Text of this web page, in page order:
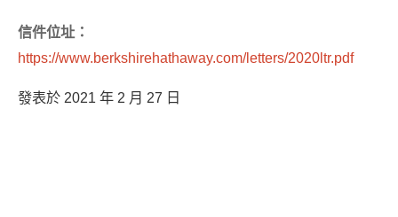
信件位址：
https://www.berkshirehathaway.com/letters/2020ltr.pdf
發表於 2021 年 2 月 27 日